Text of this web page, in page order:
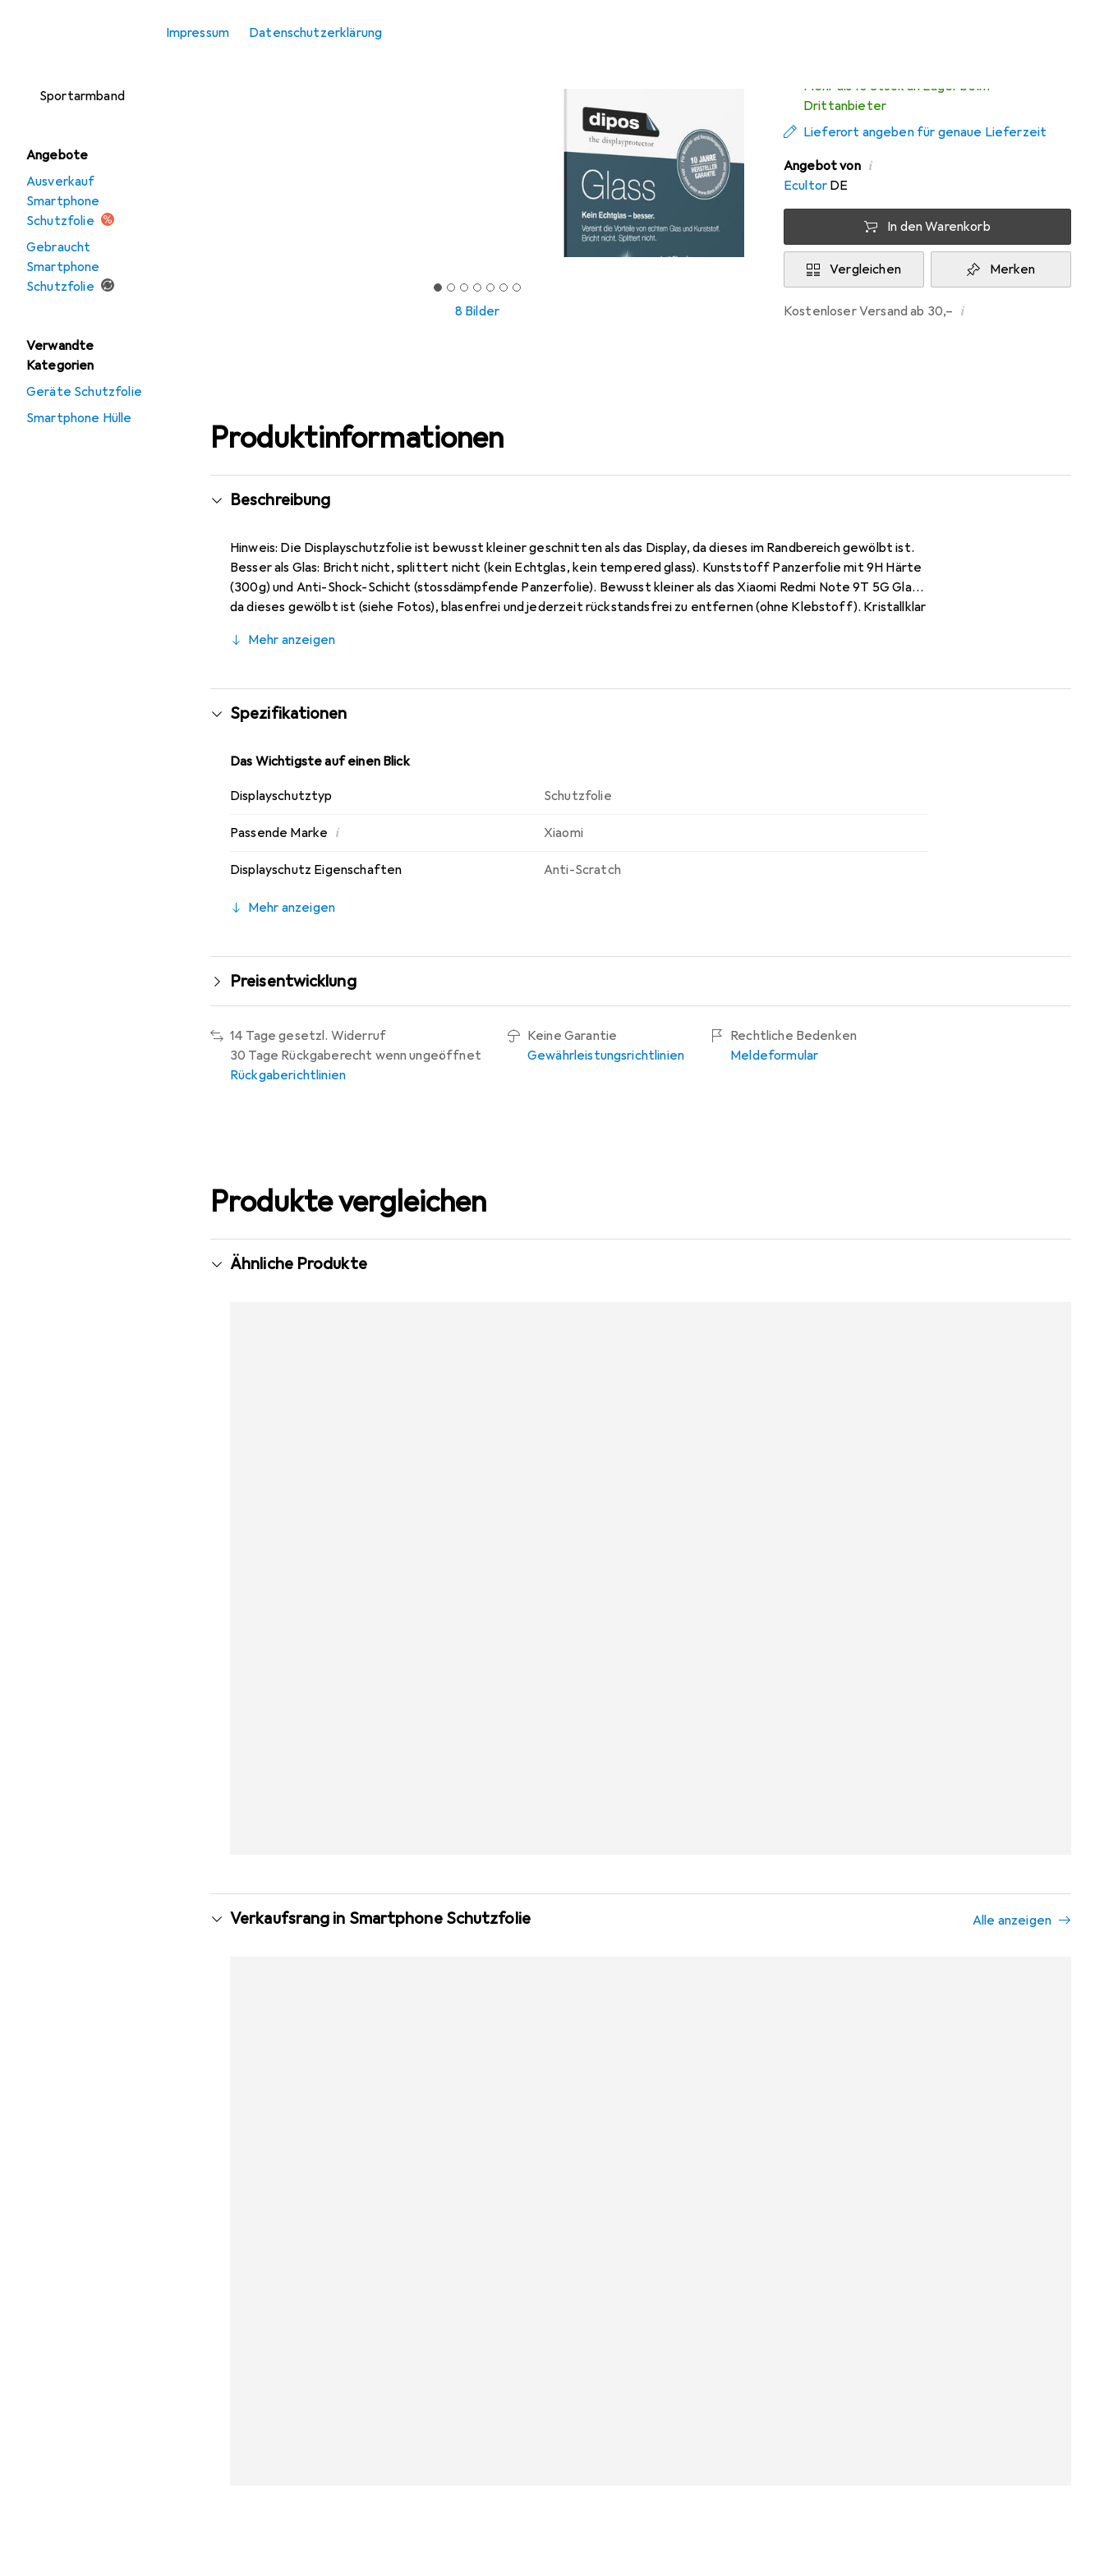
Impressum Datenschutzerklärung
Sportarmband
Angebote
Ausverkauf
Smartphone
Schutzfolie
Gebraucht
Smartphone
Schutzfolie
Verwandte
Kategorien
Geräte Schutzfolie
Smartphone Hülle
8 Bilder
Mehr als 10 Stück an Lager beim
Drittanbieter
Lieferort angeben für genaue Lieferzeit
Angebot von i
Ecultor DE
In den Warenkorb
Vergleichen Merken
Kostenloser Versand ab 30,– i
Produktinformationen
Beschreibung
Hinweis: Die Displayschutzfolie ist bewusst kleiner geschnitten als das Display, da dieses im Randbereich gewölbt ist.
Besser als Glas: Bricht nicht, splittert nicht (kein Echtglas, kein tempered glass). Kunststoff Panzerfolie mit 9H Härte
(300g) und Anti-Shock-Schicht (stossdämpfende Panzerfolie). Bewusst kleiner als das Xiaomi Redmi Note 9T 5G Glas,
da dieses gewölbt ist (siehe Fotos), blasenfrei und jederzeit rückstandsfrei zu entfernen (ohne Klebstoff). Kristallklar
Markenprodukt made in Germany.
Mehr anzeigen
Spezifikationen
Das Wichtigste auf einen Blick
Displayschutztyp Schutzfolie
Passende Marke i Xiaomi
Displayschutz Eigenschaften Anti-Scratch
Mehr anzeigen
Preisentwicklung
14 Tage gesetzl. Widerruf
30 Tage Rückgaberecht wenn ungeöffnet
Rückgaberichtlinien
Keine Garantie
Gewährleistungsrichtlinien
Rechtliche Bedenken
Meldeformular
Produkte vergleichen
Ähnliche Produkte
Verkaufsrang in Smartphone Schutzfolie Alle anzeigen